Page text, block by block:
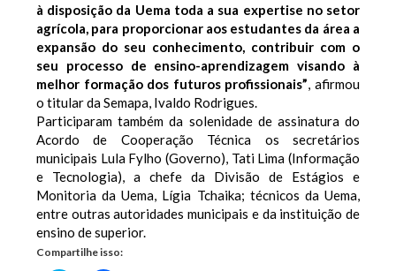
à disposição da Uema toda a sua expertise no setor
agrícola, para proporcionar aos estudantes da área a
expansão do seu conhecimento, contribuir com o
seu processo de ensino-aprendizagem visando à
melhor formação dos futuros profissionais”, afirmou
o titular da Semapa, Ivaldo Rodrigues.
Participaram também da solenidade de assinatura do
Acordo de Cooperação Técnica os secretários
municipais Lula Fylho (Governo), Tati Lima (Informação
e Tecnologia), a chefe da Divisão de Estágios e
Monitoria da Uema, Lígia Tchaika; técnicos da Uema,
entre outras autoridades municipais e da instituição de
ensino de superior.
Compartilhe isso: